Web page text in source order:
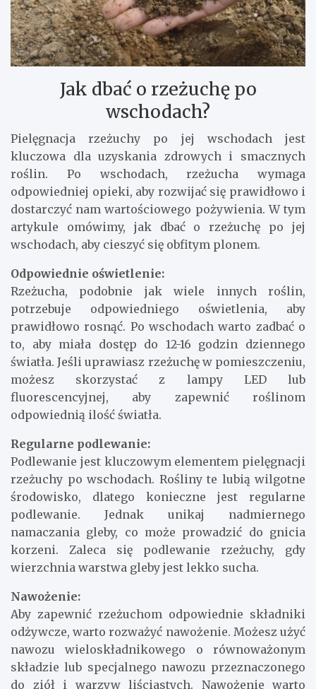
Jak dbać o rzeżuchę po
wschodach?
Pielęgnacja rzeżuchy po jej wschodach jest
kluczowa dla uzyskania zdrowych i smacznych
roślin. Po wschodach, rzeżucha wymaga
odpowiedniej opieki, aby rozwijać się prawidłowo i
dostarczyć nam wartościowego pożywienia. W tym
artykule omówimy, jak dbać o rzeżuchę po jej
wschodach, aby cieszyć się obfitym plonem.
Odpowiednie oświetlenie:
Rzeżucha, podobnie jak wiele innych roślin,
potrzebuje odpowiedniego oświetlenia, aby
prawidłowo rosnąć. Po wschodach warto zadbać o
to, aby miała dostęp do 12-16 godzin dziennego
światła. Jeśli uprawiasz rzeżuchę w pomieszczeniu,
możesz skorzystać z lampy LED lub
fluorescencyjnej, aby zapewnić roślinom
odpowiednią ilość światła.
Regularne podlewanie:
Podlewanie jest kluczowym elementem pielęgnacji
rzeżuchy po wschodach. Rośliny te lubią wilgotne
środowisko, dlatego konieczne jest regularne
podlewanie. Jednak unikaj nadmiernego
namaczania gleby, co może prowadzić do gnicia
korzeni. Zaleca się podlewanie rzeżuchy, gdy
wierzchnia warstwa gleby jest lekko sucha.
Nawożenie:
Aby zapewnić rzeżuchom odpowiednie składniki
odżywcze, warto rozważyć nawożenie. Możesz użyć
nawozu wieloskładnikowego o równoważonym
składzie lub specjalnego nawozu przeznaczonego
do ziół i warzyw liściastych. Nawożenie warto